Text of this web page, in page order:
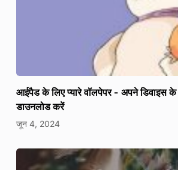
आईपैड के लिए प्यारे वॉलपेपर - अपने डिवाइस
डाउनलोड करें
जून 4, 2024